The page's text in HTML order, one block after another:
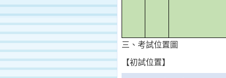
三、考試位置圖
【初試位置】